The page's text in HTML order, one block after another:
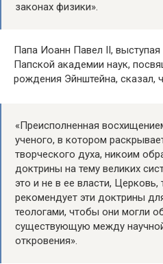
законах физики».
Папа Иоанн Павел II, выступая
Папской академии наук,
рождения Эйнштейна, сказал,
«Преисполненная
ученого, в котором
творческого духа, никоим
доктрины на тему великих
это и не в ее власти, Церковь,
рекомендует эти доктрины
теологами, чтобы они могли
существующую между
откровения».